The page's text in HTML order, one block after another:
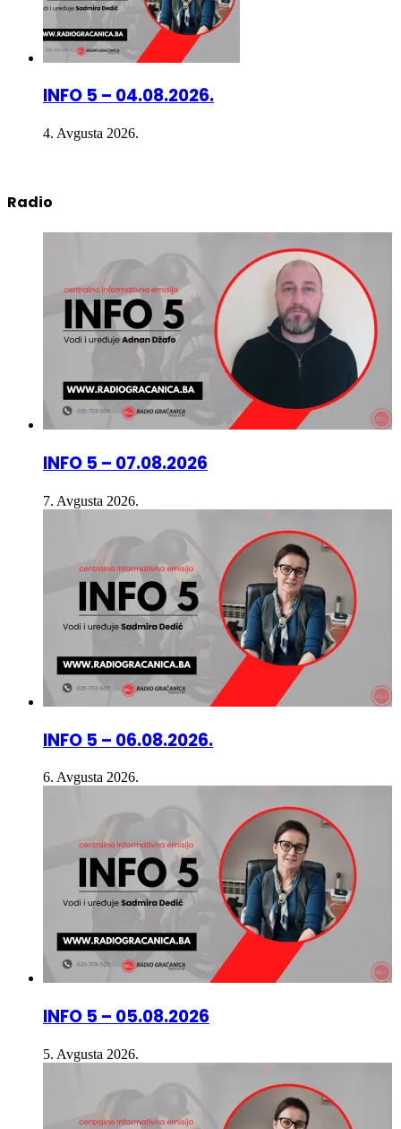
INFO 5 – 04.08.2026.
4. Avgusta 2026.
Radio
INFO 5 – 07.08.2026
7. Avgusta 2026.
INFO 5 – 06.08.2026.
6. Avgusta 2026.
INFO 5 – 05.08.2026
5. Avgusta 2026.